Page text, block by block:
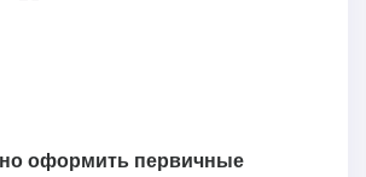
оформить первичные